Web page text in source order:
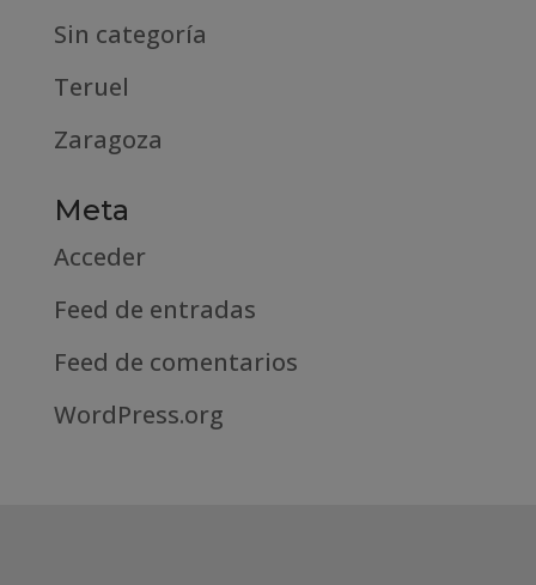
Sin categoría
Teruel
Zaragoza
Meta
Acceder
Feed de entradas
Feed de comentarios
WordPress.org